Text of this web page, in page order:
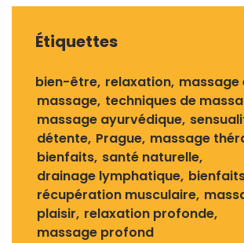
Étiquettes
bien-être relaxation
massage techniques de
massage ayurvédique
détente Prague massage
bienfaits santé naturelle
drainage lymphatique
récupération musculaire
plaisir relaxation profonde
massage profond